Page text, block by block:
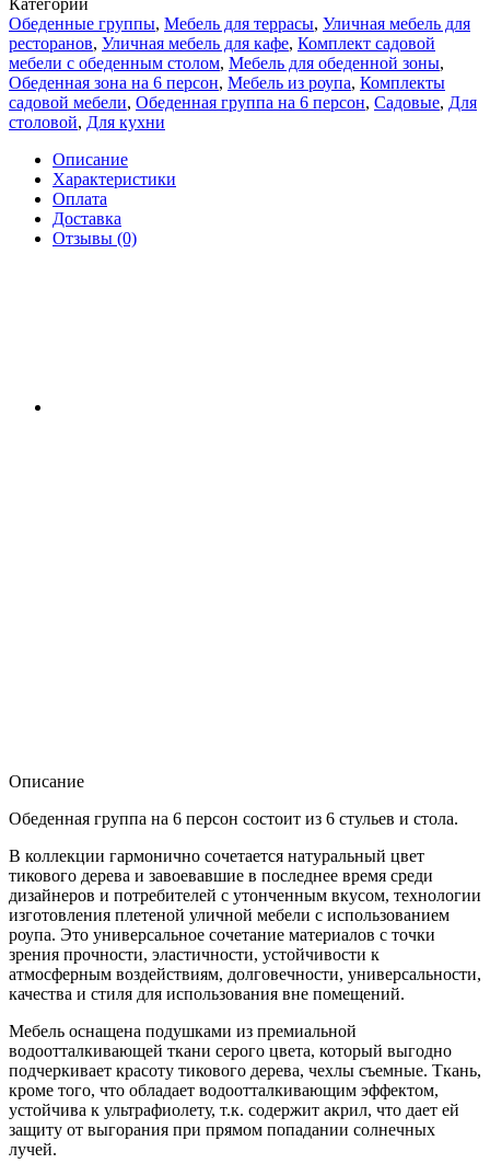
Обеденные группы, Мебель для террасы, Уличная мебель для
ресторанов, Уличная мебель для кафе, Комплект садовой
мебели с обеденным столом, Мебель для обеденной зоны,
Обеденная зона на 6 персон, Мебель из роупа, Комплекты
садовой мебели, Обеденная группа на 6 персон, Садовые, Для
столовой, Для кухни
Описание
Характеристики
Оплата
Доставка
Отзывы (0)
Описание
Обеденная группа на 6 персон состоит из 6 стульев и стола.
В коллекции гармонично сочетается натуральный цвет
тикового дерева и завоевавшие в последнее время среди
дизайнеров и потребителей с утонченным вкусом, технологии
изготовления плетеной уличной мебели с использованием
роупа. Это универсальное сочетание материалов с точки
зрения прочности, эластичности, устойчивости к
атмосферным воздействиям, долговечности, универсальности,
качества и стиля для использования вне помещений.
Мебель оснащена подушками из премиальной
водоотталкивающей ткани серого цвета, который выгодно
подчеркивает красоту тикового дерева, чехлы съемные. Ткань,
кроме того, что обладает водоотталкивающим эффектом,
устойчива к ультрафиолету, т.к. содержит акрил, что дает ей
защиту от выгорания при прямом попадании солнечных
лучей.